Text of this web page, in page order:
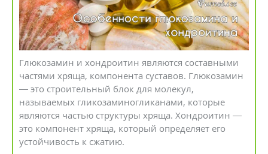
Глюкозамин и хондроитин являются составными
частями хряща, компонента суставов. Глюкозамин
— это строительный блок для молекул,
называемых гликозаминогликанами, которые
являются частью структуры хряща. Хондроитин —
это компонент хряща, который определяет его
устойчивость к сжатию.